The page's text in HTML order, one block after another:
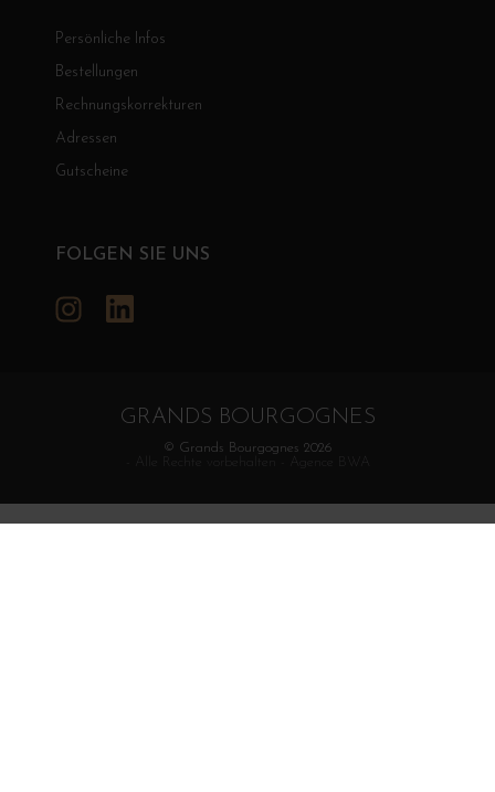
Persönliche Infos
Bestellungen
Rechnungskorrekturen
Adressen
Gutscheine
FOLGEN SIE UNS
Instagram
GRANDS BOURGOGNES
© Grands Bourgognes 2026
- Alle Rechte vorbehalten -
Agence BWA